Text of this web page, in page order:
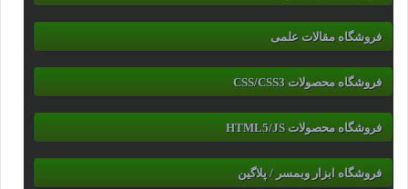
فروشگاه مقالات علمی
فروشگاه محصولات CSS/CSS3
فروشگاه محصولات HTML5/JS
فروشگاه ابزار وبمسر / پلاگین